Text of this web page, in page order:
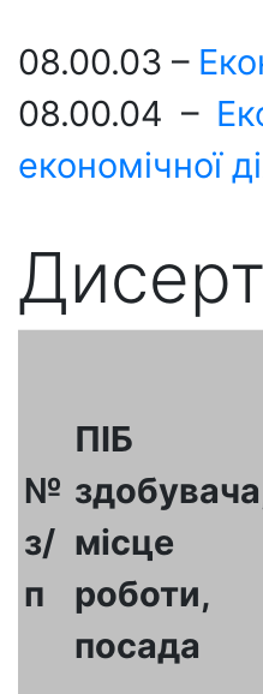
08.00.03 –
08.00.04 –
економічної
№
з/
п
ПІБ
місце
роботи,
посада